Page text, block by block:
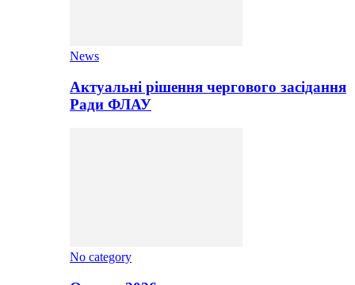
News
Актуальні рішення чергового засідання
Ради ФЛАУ
No category